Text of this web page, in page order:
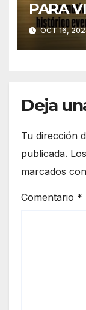
PARA VIVIR LA
DE LA
DEL
OCT 16,
Deja
Tu dirección
publicada.
marcados con
Comentario *